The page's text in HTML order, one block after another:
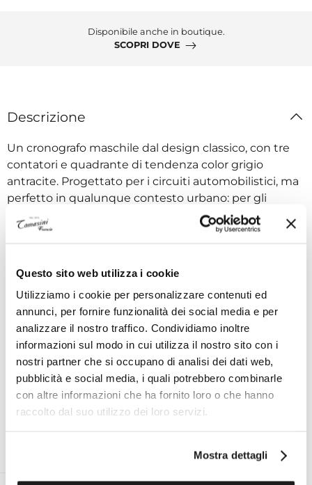
Questo sito web utilizza i cookie
Utilizziamo i cookie per personalizzare contenuti ed
annunci, per fornire funzionalità dei social media e per
analizzare il nostro traffico. Condividiamo inoltre
informazioni sul modo in cui utilizza il nostro sito con i
nostri partner che si occupano di analisi dei dati web,
pubblicità e social media, i quali potrebbero combinarle
con altre informazioni che ha fornito loro o che hanno
raccolto dal suo utilizzo dei loro servizi.
Mostra dettagli
Disponibile anche in boutique.
SCOPRI DOVE
Descrizione
Un cronografo maschile dal design classico, con tre
contatori e quadrante di tendenza color grigio
antracite. Progettato per i circuiti automobilistici, ma
perfetto in qualunque contesto urbano: per gli
uomini che amano la velocità e che ricercano
prestazioni elevate.
Specifiche tecniche
I VANTAGGI DI ACQUISTARE DA TOMASINI
FRANCIA
ASSISTENZA TECNICA UFFICIALE
PER TUTTE LE MARCHE